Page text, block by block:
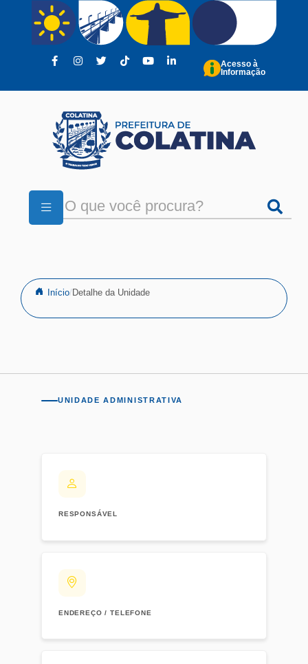
Pular para o conteúdo principal
Acesso à
Informação
Início Detalhe da Unidade
UNIDADE ADMINISTRATIVA
RESPONSÁVEL
ENDEREÇO / TELEFONE